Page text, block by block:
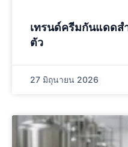
เทรนด์ครีมกันแดด
ตัว
27 มิถุนายน 2026